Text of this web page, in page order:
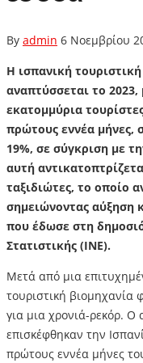
By admin 6 Νοεμβρίου
Η ισπανική
αναπτύσσεται το
εκατομμύρια
πρώτους εννέα μήνες,
19%, σε σύγκριση με
αυτή
ταξιδιώτες, το οποίο
σημειώνοντας αύξηση
που έδωσε στη
Στατιστικής (INE).
Μετά από μια
τουριστική βιομηχανία
για μια χρονιά-ρεκόρ.
επισκέφθηκαν την
πρώτους εννέα μήνες